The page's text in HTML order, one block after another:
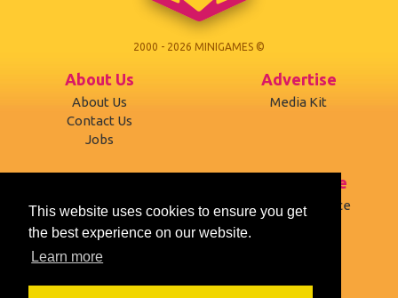
This website uses cookies to ensure you get
the best experience on our website.
Learn more
2000 - 2026 MINIGAMES ©
About Us
About Us
Contact Us
Jobs
Advertise
Media Kit
Developers
Affiliates
Mobile version
Terms of use
Terms of Service
Privacy Policy
Social